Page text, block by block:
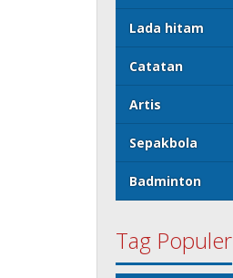
Lada hitam
Catatan
Artis
Sepakbola
Badminton
Tag Populer